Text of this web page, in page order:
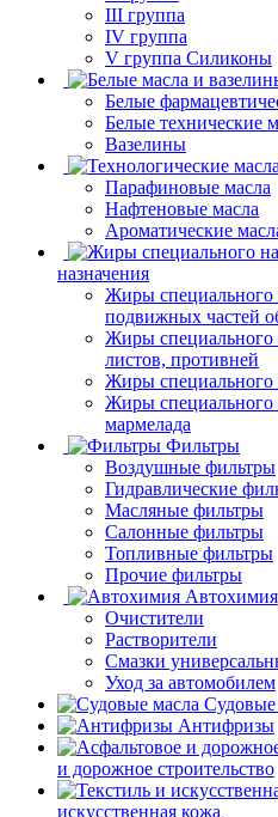
III группа
IV группа
V группа Силиконы
Белые
Белые технические
Вазелины
Парафиновые масла
Нафтеновые масла
Ароматические
назначения
Жиры специального
подвижных частей
Жиры специального
листов, противней
Жиры специального
Жиры специального
мармелада
Фильтры
Воздушные фильтры
Гидравлические
Масляные фильтры
Салонные фильтры
Топливные фильтры
Прочие фильтры
Автохимия
Очистители
Растворители
Смазки
Уход за автомобилем
Судовые
Антифризы
и дорожное строительство
искусственная кожа